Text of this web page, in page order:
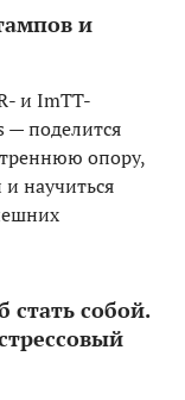
и
и ImTT-
— поделится
опору,
и научиться
стать собой.